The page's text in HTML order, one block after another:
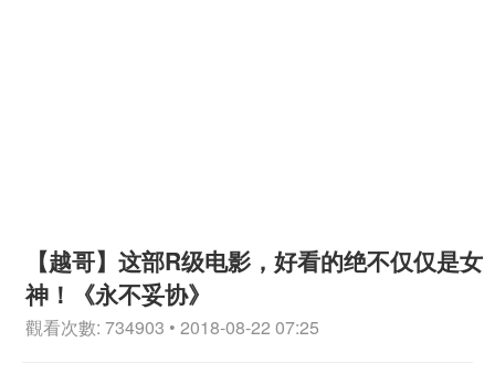
【越哥】这部R级电影，好看的绝不仅仅是女
神！《永不妥协》
觀看次數: 734903 • 2018-08-22 07:25